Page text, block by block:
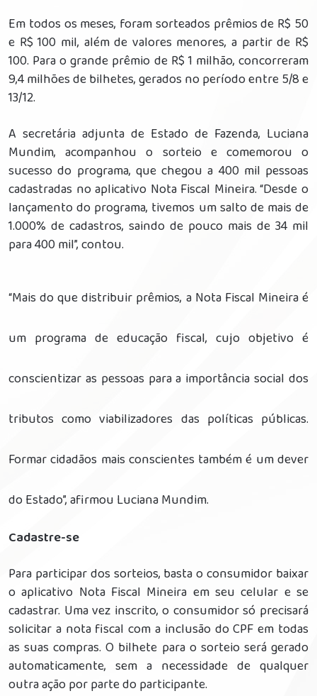
Em todos os meses, foram sorteados prêmios de R$ 50
e R$ 100 mil, além de valores menores, a partir de R$
100. Para o grande prêmio de R$ 1 milhão, concorreram
9,4 milhões de bilhetes, gerados no período entre 5/8 e
13/12.
A secretária adjunta de Estado de Fazenda, Luciana
Mundim, acompanhou o sorteio e comemorou o
sucesso do programa, que chegou a 400 mil pessoas
cadastradas no aplicativo Nota Fiscal Mineira. “Desde o
lançamento do programa, tivemos um salto de mais de
1.000% de cadastros, saindo de pouco mais de 34 mil
para 400 mil”, contou.
“Mais do que distribuir prêmios, a Nota Fiscal Mineira é
um programa de educação fiscal, cujo objetivo é
conscientizar as pessoas para a importância social dos
tributos como viabilizadores das políticas públicas.
Formar cidadãos mais conscientes também é um dever
do Estado”, afirmou Luciana Mundim.
Cadastre-se
Para participar dos sorteios, basta o consumidor baixar
o aplicativo Nota Fiscal Mineira em seu celular e se
cadastrar. Uma vez inscrito, o consumidor só precisará
solicitar a nota fiscal com a inclusão do CPF em todas
as suas compras. O bilhete para o sorteio será gerado
automaticamente, sem a necessidade de qualquer
outra ação por parte do participante.